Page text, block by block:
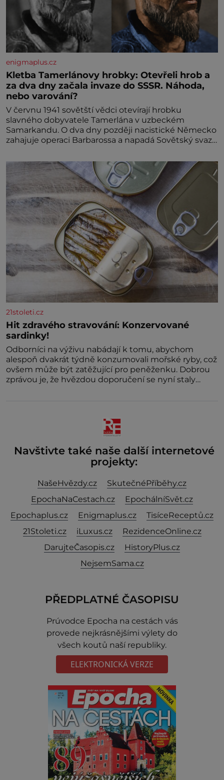
enigmaplus.cz
Kletba Tamerlánovy hrobky: Otevřeli hrob a
za dva dny začala invaze do SSSR. Náhoda,
nebo varování?
V červnu 1941 sovětští vědci otevírají hrobku
slavného dobyvatele Tamerlána v uzbeckém
Samarkandu. O dva dny později nacistické Německo
zahajuje operaci Barbarossa a napadá Sovětský svaz.
21stoleti.cz
Hit zdravého stravování: Konzervované
sardinky!
Odborníci na výživu nabádají k tomu, abychom
alespoň dvakrát týdně konzumovali mořské ryby, což
ovšem může být zatěžující pro peněženku. Dobrou
zprávou je, že hvězdou doporučení se nyní staly
Navštivte také naše další internetové
projekty:
NašeHvězdy.cz
SkutečnéPříběhy.cz
EpochaNaCestach.cz
EpochálníSvět.cz
Epochaplus.cz
Enigmaplus.cz
TisíceReceptů.cz
21Stoleti.cz
iLuxus.cz
RezidenceOnline.cz
DarujteČasopis.cz
HistoryPlus.cz
NejsemSama.cz
PŘEDPLATNÉ ČASOPISU
Prúvodce Epocha na cestách vás
provede nejkrásnějšími výlety do
všech koutů naší republiky.
ELEKTRONICKÁ VERZE